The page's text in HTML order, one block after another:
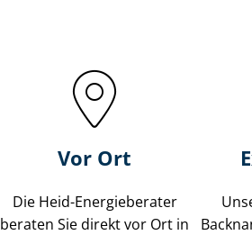
Vor Ort
Die Heid-Energieberater
beraten Sie direkt vor Ort in